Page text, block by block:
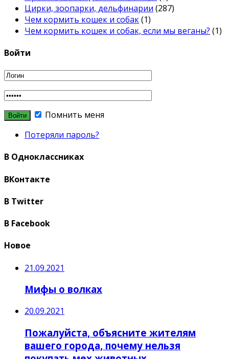
Цирки, зоопарки, дельфинарии (287)
Чем кормить кошек и собак(1)
Чем кормить кошек и собак, если мы веганы? (1)
Войти
Помнить меня
Потеряли пароль?
В Одноклассниках
ВКонтакте
В Twitter
В Facebook
Новое
21.09.2021
Мифы о волках
20.09.2021
Пожалуйста, объясните жителям
вашего города, почему нельзя